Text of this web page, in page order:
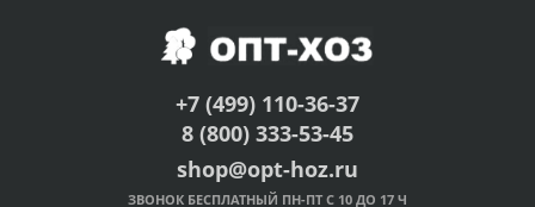
+7 (499) 110-36-37
8 (800) 333-53-45
shop@opt-hoz.ru
ЗВОНОК БЕСПЛАТНЫЙ ПН-ПТ С 10 ДО 17 Ч